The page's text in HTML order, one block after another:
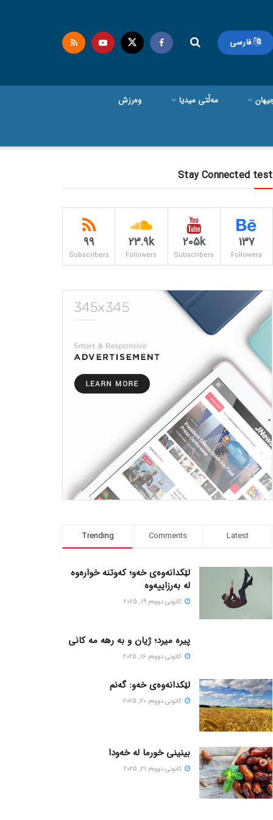
فارسی
مەڵتی میدیا وەرزش
Stay Connected test
137
Followers
205k
Subscribers
23.9k
Followers
99
Subscribers
Trending Comments Latest
لێکدانەوەی خەو؛ کەوتنە خوارەوە
لە بەرزاییەوە
كانونی دووه‌م 19, 2025
پیره میرد؛ ژیان و به رهه مه کانی
كانونی دووه‌م 16, 2025
لێکدانەوەی خەو: گەنم
كانونی دووه‌م 20, 2025
بینینی خورما لە خەودا
كانونی دووه‌م 21, 2025